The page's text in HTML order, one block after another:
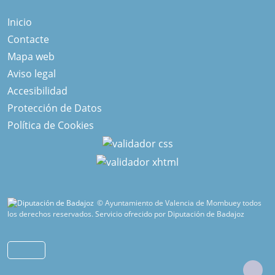
Inicio
Contacte
Mapa web
Aviso legal
Accesibilidad
Protección de Datos
Política de Cookies
© Ayuntamiento de Valencia de Mombuey todos
los derechos reservados.Servicio ofrecido por Diputación de Badajoz